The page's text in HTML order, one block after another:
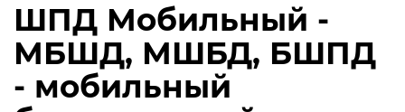
ШПД Мобильный -
МБШД, МШБД, БШПД
- мобильный